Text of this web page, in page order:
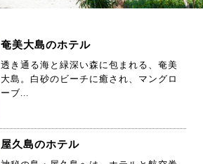
奄美大島のホテル
透き通る海と緑深い森に包まれる、奄美
大島。白砂のビーチに癒され、マングロ
ーブ...
屋久島のホテル